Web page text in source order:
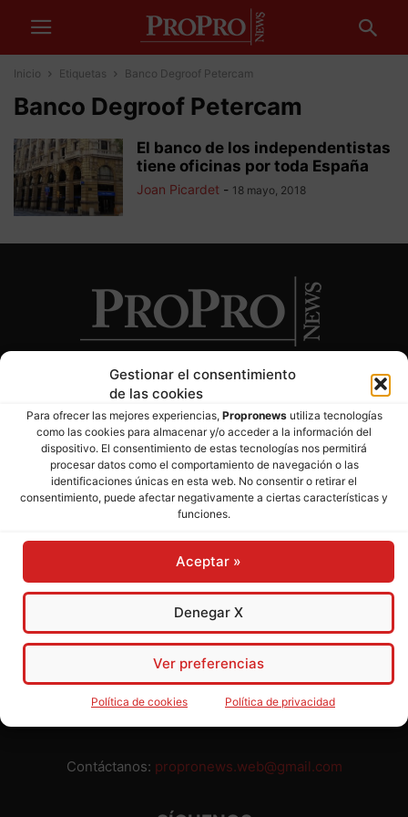
Gestionar el consentimiento
de las cookies
Para ofrecer las mejores experiencias, Propronewsutiliza tecnologías
como las cookies para almacenar y/o acceder a la información del
dispositivo. El consentimiento de estas tecnologías nos permitirá
procesar datos como el comportamiento de navegación o las
identificaciones únicas en esta web. No consentir o retirar el
consentimiento, puede afectar negativamente a ciertas características y
funciones.
Aceptar »
Denegar X
Ver preferencias
Política de cookies Política de privacidad
Inicio Etiquetas Banco Degroof Petercam
Banco Degroof Petercam
El banco de los independentistas
tiene oficinas por toda España
Joan Picardet - 18 mayo, 2018
SOBRE NOSOTROS
Director: José Mª Pagador- Subdirectora: Rosa Puch
José María Pagador Otero - Wikipedia
Para preservar nuestra independencia,
admite publicidad ni subvenciones o ayudas públicas o
privadas. Ninguno de nuestros directivos, redactores y
colaboradores percibe remuneración alguna. Realizamos
nuestro trabajo por amor al periodismo, a la verdad y a la
libertad y en solidaridad con la ciudadanía.
Usted puede colaborar con nosotros divulgando nuestro
periódico, compartiendo nuestros contenidos, sugiriendo temas
y comunicándonos cualquier injusticia o asunto de interés.
Contáctanos: propronews.web@gmail.com